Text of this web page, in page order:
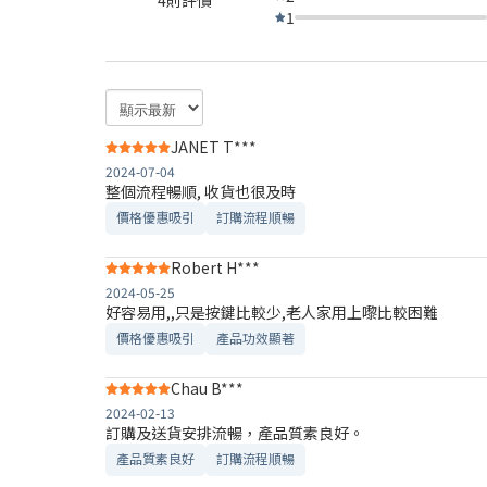
1
JANET T***
2024-07-04
整個流程暢順, 收貨也很及時
價格優惠吸引 訂購流程順暢
Robert H***
2024-05-25
好容易用,,只是按鍵比較少,老人家用上嚟比較困難
價格優惠吸引 產品功效顯著
Chau B***
2024-02-13
訂購及送貨安排流暢，產品質素良好。
產品質素良好 訂購流程順暢